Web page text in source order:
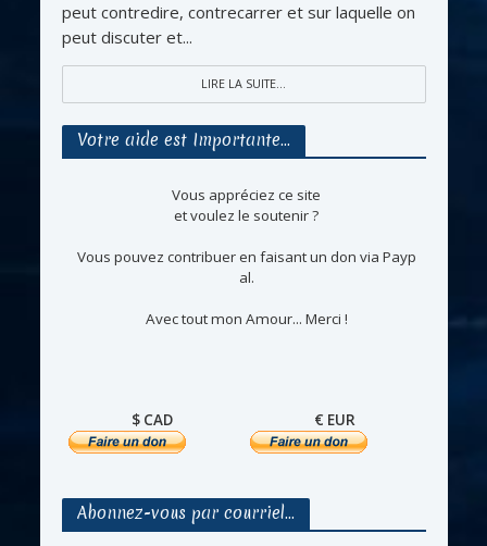
peut contredire, contrecarrer et sur laquelle on
peut discuter et...
LIRE LA SUITE...
Votre aide est Importante…
Vous appréciez ce site
et voulez le soutenir ?
Vous pouvez contribuer en faisant un don via Payp
al.
Avec tout mon Amour... Merci !
$ CAD € EUR
Abonnez-vous par courriel…